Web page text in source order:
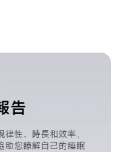
畫
，並針對運動、飲
造的建議，以協助改